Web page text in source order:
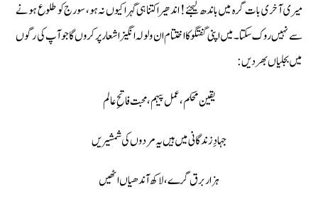
میری آخری بات گرہ میں باندھ لیجئے! اندھیرا کتنا ہی گہرا کیوں نہ ہو، سورج کو طلوع ہونے
سے نہیں روک سکتا۔ میں اپنی گفتگو کا اختتام ان ولولہ انگیز اشعار پر کروں گا جو آپ کی رگوں
میں بجلیاں بھر دیں:
یقین محکم، عمل پیہم، محبت فاتحِ عالم
جہادِ زندگانی میں ہیں یہ مردوں کی شمشیریں
ہزار برق گرے، لاکھ آندھیاں اٹھیں